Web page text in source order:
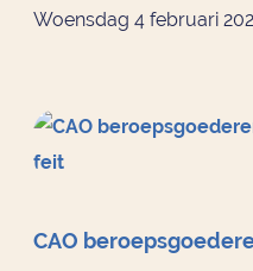
Woensdag 4 februari
CAO